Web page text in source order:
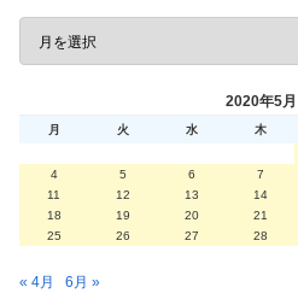
2020年5月
月 火 水 木
4
5 6 7
11
12 13 14
18
19 20 21
25
26 27 28
« 4月 6月 »